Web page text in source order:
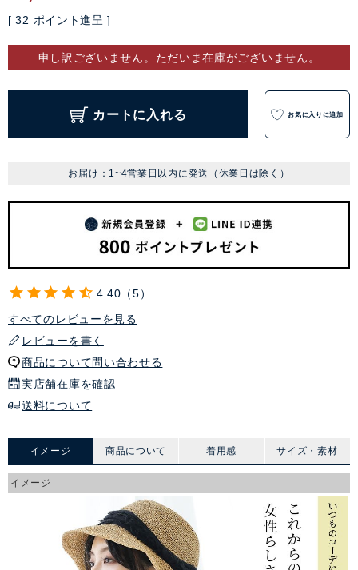
[ 32 ポイント進呈 ]
申し訳ございません。ただいま在庫がございません。
カートに入れる お気に入りに追加
お届け：1~4営業日以内に発送（休業日は除く）
4.40
5
すべてのレビューを見る
レビューを書く
商品について問い合わせる
実店舗在庫を確認
送料について
イメージ 商品について 着用感 サイズ・素材
イメージ